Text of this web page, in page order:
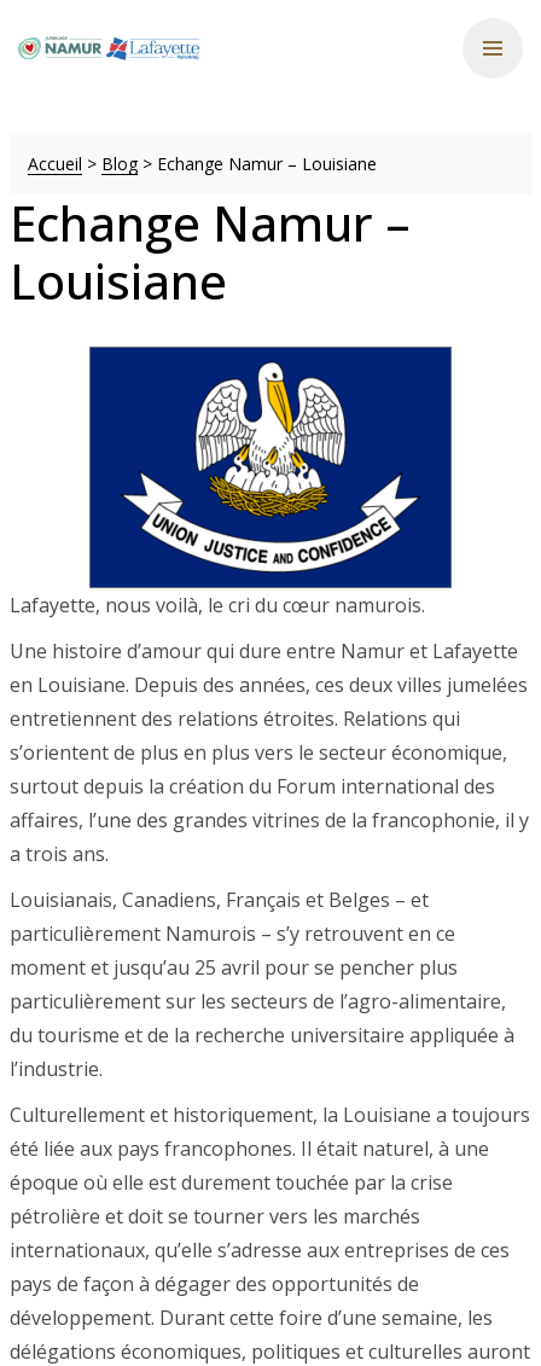
Accueil > Blog> Echange Namur – Louisiane
Echange Namur –
Louisiane
Lafayette, nous voilà, le cri du cœur namurois.
Une histoire d’amour qui dure entre Namur et Lafayette
en Louisiane. Depuis des années, ces deux villes jumelées
entretiennent des relations étroites. Relations qui
s’orientent de plus en plus vers le secteur économique,
surtout depuis la création du Forum international des
affaires, l’une des grandes vitrines de la francophonie, il y
a trois ans.
Louisianais, Canadiens, Français et Belges – et
particulièrement Namurois – s’y retrouvent en ce
moment et jusqu’au 25 avril pour se pencher plus
particulièrement sur les secteurs de l’agro-alimentaire,
du tourisme et de la recherche universitaire appliquée à
l’industrie.
Culturellement et historiquement, la Louisiane a toujours
été liée aux pays francophones. Il était naturel, à une
époque où elle est durement touchée par la crise
pétrolière et doit se tourner vers les marchés
internationaux, qu’elle s’adresse aux entreprises de ces
pays de façon à dégager des opportunités de
développement. Durant cette foire d’une semaine, les
délégations économiques, politiques et culturelles auront